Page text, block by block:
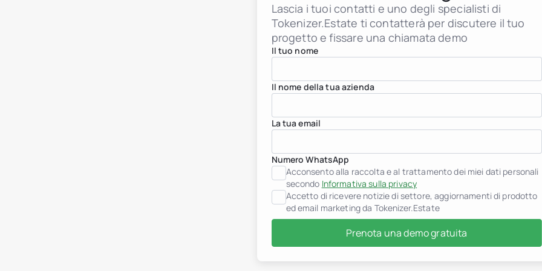
Lascia i tuoi contatti e uno degli specialisti di
Tokenizer.Estate ti contatterà per discutere il tuo
progetto e fissare una chiamata demo
Il tuo nome
Il nome della tua azienda
La tua email
Numero WhatsApp
Acconsento alla raccolta e al trattamento dei miei dati personali
secondo Informativa sulla privacy
Accetto di ricevere notizie di settore, aggiornamenti di prodotto
ed email marketing da Tokenizer.Estate
Prenota una demo gratuita
Istituzioni finanziarie
Individui High-Net-Worth
Albania
Francia
Germania
Lussemburgo
Montenegro
Paesi Bassi
Portogallo
Arabia Saudita
Serbia
Spagna
Thailandia